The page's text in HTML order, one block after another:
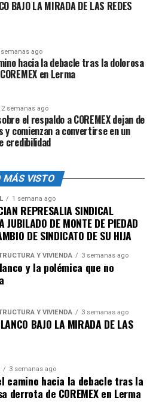
la diputada del PVEM,
aseguró que de acuerdo con
confianza en las fuerzas
Resendez consideró
de quienes se
mayor seguridad y
finalidad», puntualizó
se aprobó la minuta por la
y derogan diversas
2° de la Constitución Política
en materia de pueblos
y afromexicanos.
BAJO LA MIRADA DE LAS REDES
semanas ago
hacia la debacle tras la dolorosa
en Lerma
2 semanas ago
el respaldo a COREMEX dejan de
y comienzan a convertirse en un
credibilidad
MÁS VISTO
1 semana ago
REPRESALIA SINDICAL
JUBILADO DE MONTE DE PIEDAD
DE SINDICATO DE SU HIJA
Y VIVIENDA 3 semanas ago
y la polémica que no
Y VIVIENDA 3 semanas ago
BAJO LA MIRADA DE LAS
3 semanas ago
camino hacia la debacle tras la
derrota de COREMEX en Lerma